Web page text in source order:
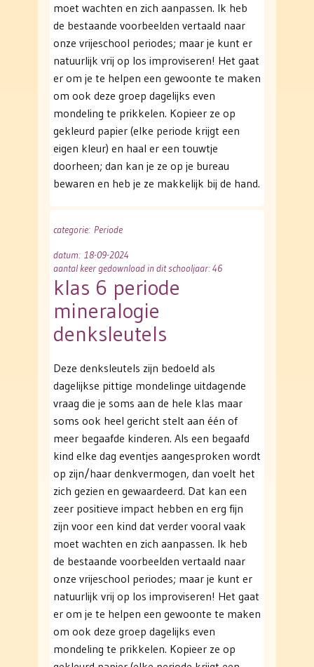
moet wachten en zich aanpassen. Ik heb
de bestaande voorbeelden vertaald naar
onze vrijeschool periodes; maar je kunt er
natuurlijk vrij op los improviseren! Het gaat
er om je te helpen een gewoonte te maken
om ook deze groep dagelijks even
mondeling te prikkelen. Kopieer ze op
gekleurd papier (elke periode krijgt een
eigen kleur) en haal er een touwtje
doorheen; dan kan je ze op je bureau
bewaren en heb je ze makkelijk bij de hand.
categorie: Periode
datum: 18-09-2024
aantal keer gedownload in dit schooljaar: 46
klas 6 periode
mineralogie
denksleutels
Deze denksleutels zijn bedoeld als
dagelijkse pittige mondelinge uitdagende
vraag die je soms aan de hele klas maar
soms ook heel gericht stelt aan één of
meer begaafde kinderen. Als een begaafd
kind elke dag eventjes aangesproken wordt
op zijn/haar denkvermogen, dan voelt het
zich gezien en gewaardeerd. Dat kan een
zeer positieve impact hebben en erg fijn
zijn voor een kind dat verder vooral vaak
moet wachten en zich aanpassen. Ik heb
de bestaande voorbeelden vertaald naar
onze vrijeschool periodes; maar je kunt er
natuurlijk vrij op los improviseren! Het gaat
er om je te helpen een gewoonte te maken
om ook deze groep dagelijks even
mondeling te prikkelen. Kopieer ze op